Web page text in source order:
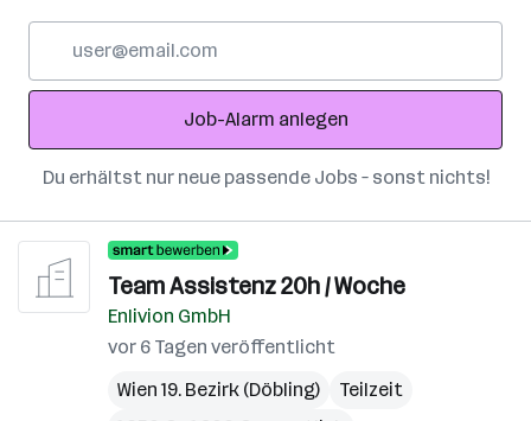
Adresse
Job-Alarm anlegen
Du erhältst nur neue passende Jobs – sonst nichts!
Team Assistenz 20h / Woche
Enlivion GmbH
vor 6 Tagen veröffentlicht
Wien 19. Bezirk (Döbling)
Teilzeit